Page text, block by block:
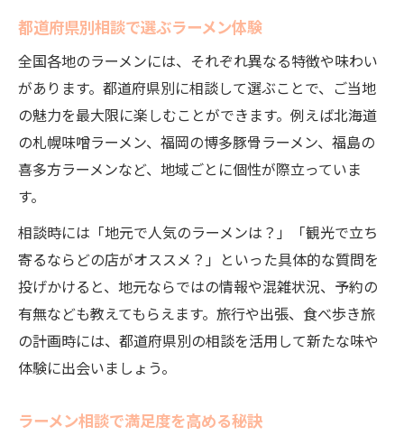
都道府県別相談で選ぶラーメン体験
全国各地のラーメンには、それぞれ異なる特徴や味わい
があります。都道府県別に相談して選ぶことで、ご当地
の魅力を最大限に楽しむことができます。例えば北海道
の札幌味噌ラーメン、福岡の博多豚骨ラーメン、福島の
喜多方ラーメンなど、地域ごとに個性が際立っていま
す。
相談時には「地元で人気のラーメンは？」「観光で立ち
寄るならどの店がオススメ？」といった具体的な質問を
投げかけると、地元ならではの情報や混雑状況、予約の
有無なども教えてもらえます。旅行や出張、食べ歩き旅
の計画時には、都道府県別の相談を活用して新たな味や
体験に出会いましょう。
ラーメン相談で満足度を高める秘訣